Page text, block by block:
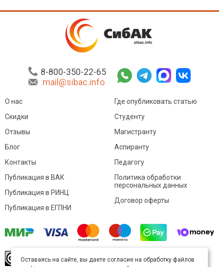
8-800-350-22-65
mail@sibac.info
О нас
Скидки
Отзывы
Блог
Контакты
Где опубликовать статью
Студенту
Магистранту
Аспиранту
Педагогу
Публикация в ВАК
Публикация в РИНЦ
Публикация в ЕГПНИ
Политика обработки
персональных данных
Договор оферты
произведение доступно полицензии Creative
Оставаясь на сайте, вы даете согласие на обработку файлов